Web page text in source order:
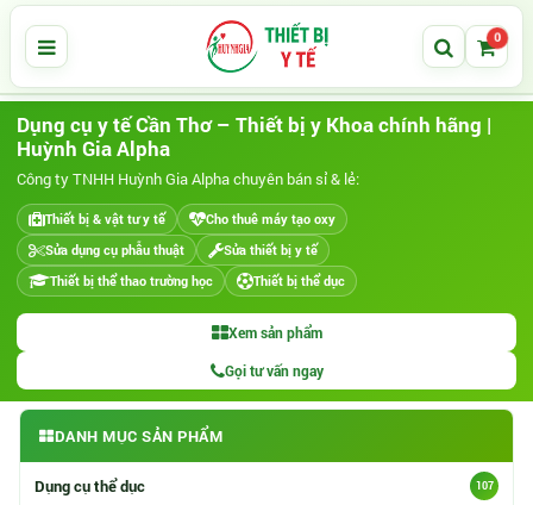
0
Dụng cụ y tế Cần Thơ – Thiết bị y Khoa chính hãng |
Huỳnh Gia Alpha
Công ty TNHH Huỳnh Gia Alpha chuyên bán sỉ & lẻ:
Thiết bị & vật tư y tế
Cho thuê máy tạo oxy
Sửa dụng cụ phẫu thuật
Sửa thiết bị y tế
Thiết bị thể thao trường học
Thiết bị thể dục
Xem sản phẩm
Gọi tư vấn ngay
DANH MỤC SẢN PHẨM
Danh mục sản phẩm
Dụng cụ thể dục 107